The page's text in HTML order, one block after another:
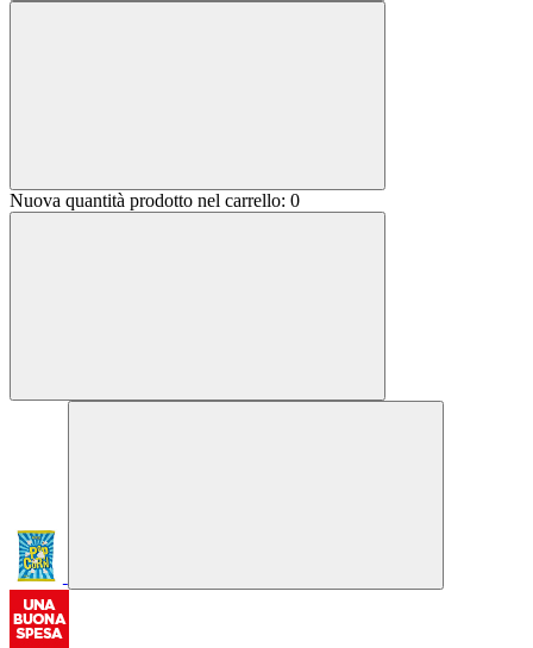
Nuova quantità prodotto nel carrello: 0